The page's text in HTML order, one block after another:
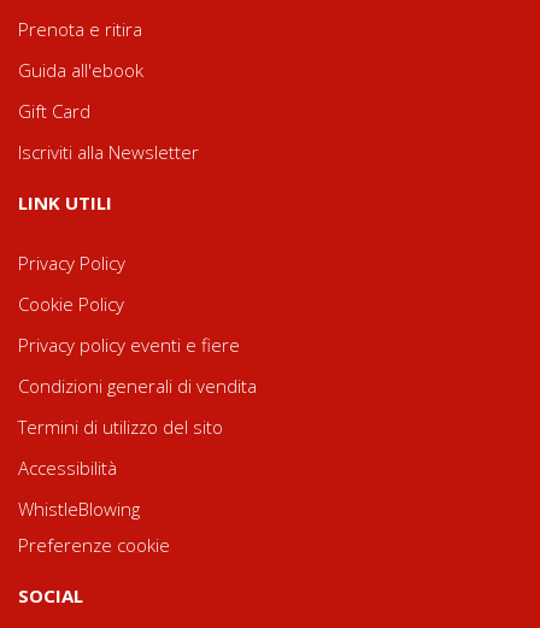
Prenota e ritira
Guida all'ebook
Gift Card
Iscriviti alla Newsletter
LINK UTILI
Privacy Policy
Cookie Policy
Privacy policy eventi e fiere
Condizioni generali di vendita
Termini di utilizzo del sito
Accessibilità
WhistleBlowing
Preferenze cookie
SOCIAL